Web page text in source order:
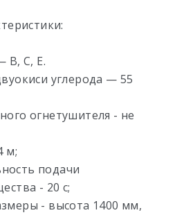
В, С, Е.
углерода — 55
огнетушителя - не
м;
подачи
- 20 с;
- высота 1400 мм,